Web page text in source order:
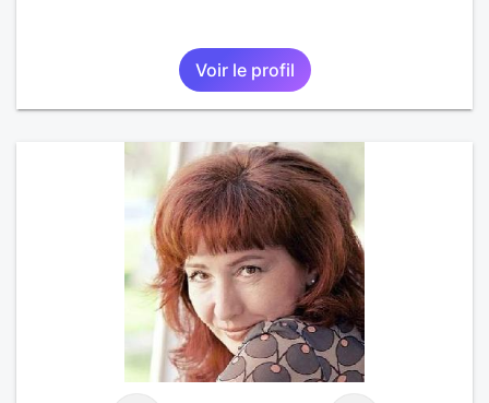
Voir le profil